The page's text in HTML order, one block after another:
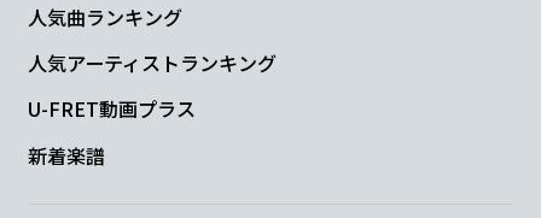
人気曲ランキング
人気アーティストランキング
U-FRET動画プラス
新着楽譜